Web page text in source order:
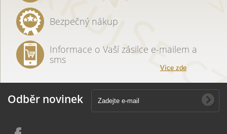
Bezpečný nákup
Informace o Vaší zásilce e-mailem a
sms
Více zde
Odběr novinek